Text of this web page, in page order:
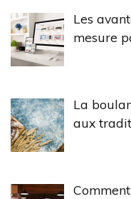
Les
mesure
La
aux